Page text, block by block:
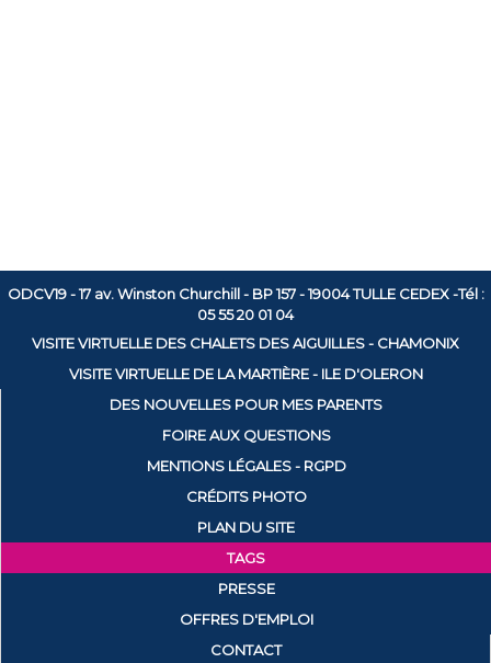
ODCV19 - 17 av. Winston Churchill - BP 157 - 19004 TULLE CEDEX -Tél :
05 55 20 01 04
VISITE VIRTUELLE DES CHALETS DES AIGUILLES - CHAMONIX
VISITE VIRTUELLE DE LA MARTIÈRE - ILE D'OLERON
DES NOUVELLES POUR MES PARENTS
FOIRE AUX QUESTIONS
MENTIONS LÉGALES - RGPD
CRÉDITS PHOTO
PLAN DU SITE
TAGS
PRESSE
OFFRES D'EMPLOI
CONTACT